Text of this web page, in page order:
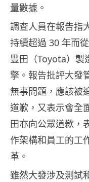
量數據。
調查人員在報告指
持續超過 30 年而
豐田（Toyota）製
擎。報告批評大發
無事問題，應該被
道歉，又表示會全
田亦向公眾道歉，
作架構和員工的工
革。
雖然大發涉及測試